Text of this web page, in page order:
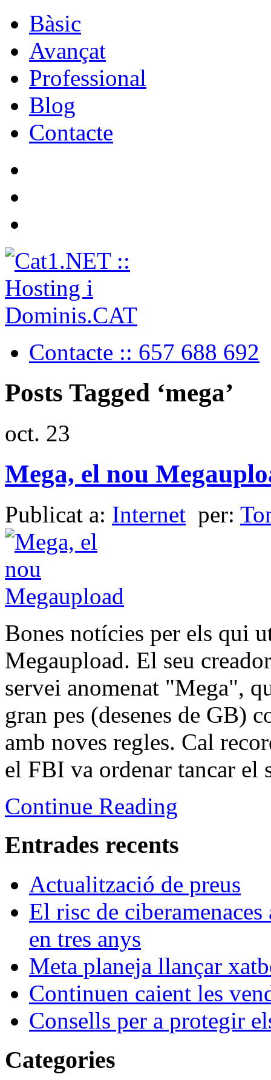
Bàsic
Avançat
Professional
Blog
Contacte
Contacte :: 657 688 692
Posts Tagged ‘mega’
oct. 23
Mega, el nou
Publicat a: Internet per:
Bones notícies per els qui
Megaupload. El seu
servei anomenat "Mega",
gran pes (desenes de GB)
amb noves regles. Cal
el FBI va ordenar tancar
Continue Reading
Entrades recents
Actualització de preus
El risc de
en tres anys
Meta planeja llançar
Continuen caient les
Consells per a protegir
Categories